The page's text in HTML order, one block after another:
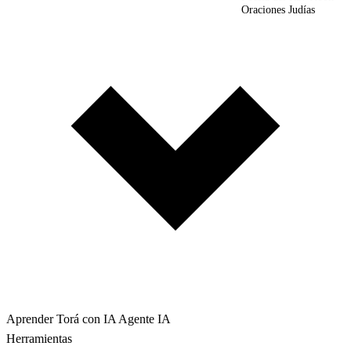
Aprender Torá con IA Agente IA
Herramientas
Oraciones Judías